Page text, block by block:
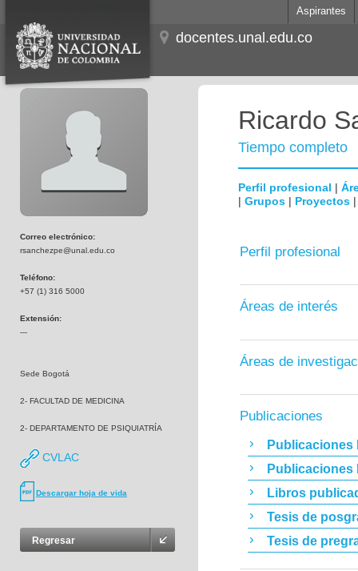
Aspirantes
docentes.unal.edu.co
Correo electrónico:
rsanchezpe@unal.edu.co
Teléfono:
+57 (1) 316 5000
Extensión:
---
Sede Bogotá
2- FACULTAD DE MEDICINA
2- DEPARTAMENTO DE PSIQUIATRÍA
CVLAC
Descargar hoja de vida
Regresar
Ricardo
Tiempo completo
Perfil profesional |
| Grupos | Proyectos
Perfil profesional
Áreas de interés
Áreas de
Publicaciones
Publicaciones
Publicaciones
Libros
Tesis de
Tesis de